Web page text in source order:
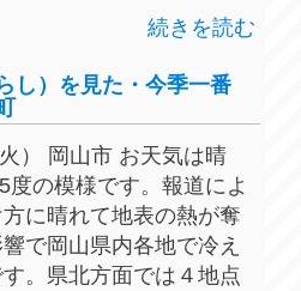
続きを読む
し）を見た・今季一番
） 岡山市 お天気は晴
度の模様です。報道によ
に晴れて地表の熱が奪
で岡山県内各地で冷え
。県北方面では４地点